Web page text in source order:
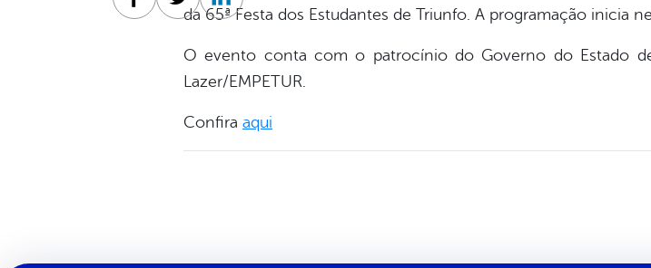
da 65ª Festa dos Estudantes de Triunfo. A programação inicia
O evento conta com o patrocínio do Governo do Estado
Lazer/EMPETUR.
Confira aqui
Facebook
TwitterLinkedin